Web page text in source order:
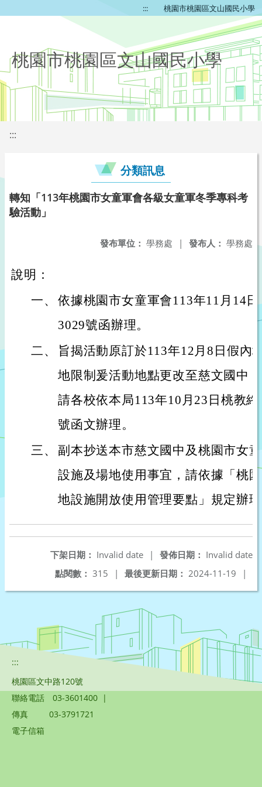
::: 桃園市桃園區文山國民小學
桃園市桃園區文山國民小學
:::
分類訊息
轉知「113年桃園市女童軍會各級女童軍冬季專科考
驗活動」
發布人： 學務處
發布單位： 學務處 |
說明：
一、 依據桃園市女童軍會113年11月14
3029號函辦理。
二、
旨揭活動原訂於113年12月8日假內
地限制爰活動地點更改至慈文國中
請各校依本局113年10月23日桃教
號函文辦理。
三、 副本抄送本市慈文國中及桃園市女
設施及場地使用事宜，請依據「桃
地設施開放使用管理要點」規定辦
發佈日期： Invalid date
下架日期： Invalid date
|
最後更新日期： 2024-11-19 |
點閱數： 315 |
:::
桃園區文中路120號
聯絡電話
03-3601400 |
傳真
03-3791721
電子信箱